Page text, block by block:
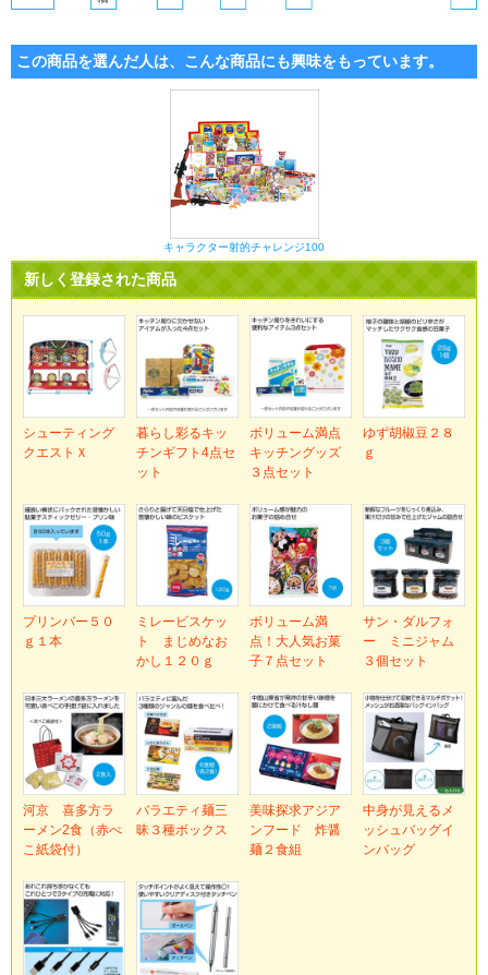
この商品を選んだ人は、こんな商品にも興味をもっています。
キャラクター射的チャレンジ100
新しく登録された商品
シューティング
クエストＸ
暮らし彩るキッ
チンギフト4点セ
ット
ボリューム満点
キッチングッズ
３点セット
ゆず胡椒豆２８
ｇ
プリンバー５０
ｇ１本
ミレービスケッ
ト まじめなお
かし１２０ｇ
ボリューム満
点！大人気お菓
子７点セット
サン・ダルフォ
ー ミニジャム
３個セット
河京 喜多方ラ
ーメン2食（赤べ
こ紙袋付）
バラエティ麺三
昧３種ボックス
美味探求アジア
ンフード 炸醤
麺２食組
中身が見えるメ
ッシュバッグイ
ンバッグ